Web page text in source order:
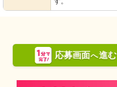
応募画面へ進む